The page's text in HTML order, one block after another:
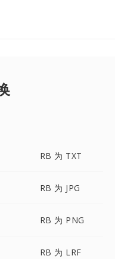
RB 为 TXT
RB 为 JPG
RB 为 PNG
RB 为 LRF